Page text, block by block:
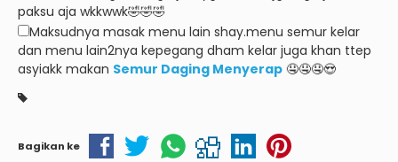
paksu aja wkkwwk🤣🤣🤣
Maksudnya masak menu lain shay.menu semur kelar
dan menu lain2nya kepegang dham kelar juga khan ttep
asyiakk makan Semur Daging Menyerap 🤤🤤🤤😍
Bagikan ke